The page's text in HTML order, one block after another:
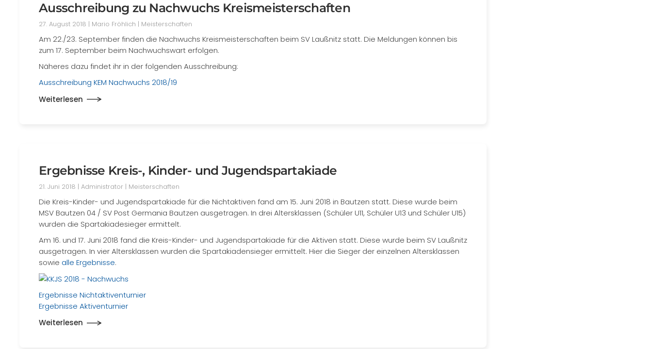
Ausschreibung zu Nachwuchs Kreismeisterschaften
27. August 2018 | Mario Fröhlich | Meisterschaften
Am 22./23. September finden die Nachwuchs Kreismeisterschaften beim SV Laußnitz statt. Die Meldungen können bis
zum 17. September beim Nachwuchswart erfolgen.
Näheres dazu findet ihr in der folgenden Ausschreibung:
Ausschreibung KEM Nachwuchs 2018/19
Weiterlesen
Ergebnisse Kreis-, Kinder- und Jugendspartakiade
21. Juni 2018 | Administrator | Meisterschaften
Die Kreis-Kinder- und Jugendspartakiade für die Nichtaktiven fand am 15. Juni 2018 in Bautzen statt. Diese wurde beim
MSV Bautzen 04 / SV Post Germania Bautzen ausgetragen. In drei Altersklassen (Schüler U11, Schüler U13 und Schüler U15)
wurden die Spartakiadesieger ermittelt.
Am 16. und 17. Juni 2018 fand die Kreis-Kinder- und Jugendspartakiade für die Aktiven statt. Diese wurde beim SV Laußnitz
ausgetragen. In vier Altersklassen wurden die Spartakiadensieger ermittelt. Hier die Sieger der einzelnen Altersklassen
sowie alle Ergebnisse.
Ergebnisse Nichtaktiventurnier
Ergebnisse Aktiventurnier
Weiterlesen